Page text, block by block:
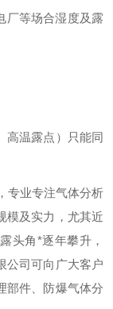
厂等场合湿度及露
高温露点）只能同
专业专注气体分析
模及实力，尤其近
头角*逐年攀升，
公司可向广大客户
部件、防爆气体分